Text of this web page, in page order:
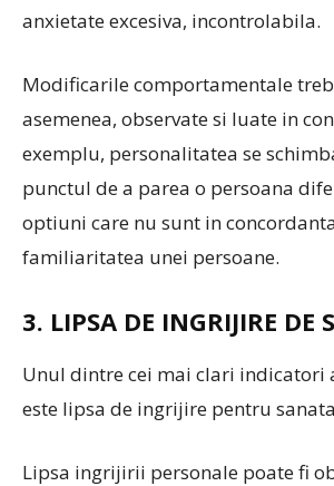
anxietate excesiva, incontrolabila.
Modificarile comportamentale
asemenea, observate si luate in
exemplu, personalitatea se
punctul de a parea o persoana
optiuni care nu sunt in
familiaritatea unei persoane.
3. LIPSA DE INGRIJIRE DE
Unul dintre cei mai clari indicatori
este lipsa de ingrijire pentru
Lipsa ingrijirii personale poate fi